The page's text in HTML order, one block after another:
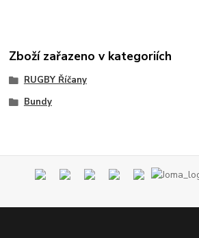
Zboží zařazeno v kategoriích
RUGBY Říčany
Bundy